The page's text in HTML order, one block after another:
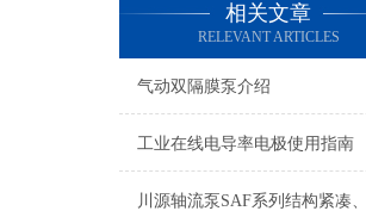
相关文章
RELEVANT ARTICLES
气动双隔膜泵介绍
工业在线电导率电极使用指南